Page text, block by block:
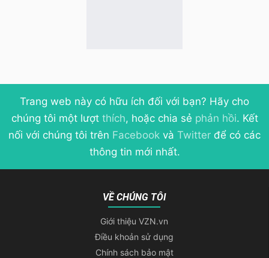
Trang web này có hữu ích đối với bạn? Hãy cho
chúng tôi một lượt thích, hoặc chia sẻ phản hồi. Kết
nối với chúng tôi trên Facebook và Twitter để có các
thông tin mới nhất.
VỀ CHÚNG TÔI
Giới thiệu VZN.vn
Điều khoản sử dụng
Chính sách bảo mật